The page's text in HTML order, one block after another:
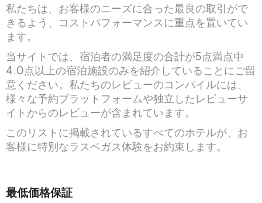
私たちは、お客様のニーズに合った最良の取引がで
きるよう、コストパフォーマンスに重点を置いてい
ます。
当サイトでは、宿泊者の満足度の合計が5点満点中
4.0点以上の宿泊施設のみを紹介していることにご留
意ください。私たちのレビューのコンパイルには、
様々な予約プラットフォームや独立したレビューサ
イトからのレビューが含まれています。
このリストに掲載されているすべてのホテルが、お
客様に特別なラスベガス体験をお約束します。
最低価格保証